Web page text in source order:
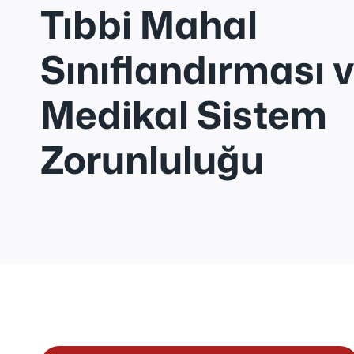
Tıbbi Mahal
Sınıflandırması
Medikal Sistem
Zorunluluğu